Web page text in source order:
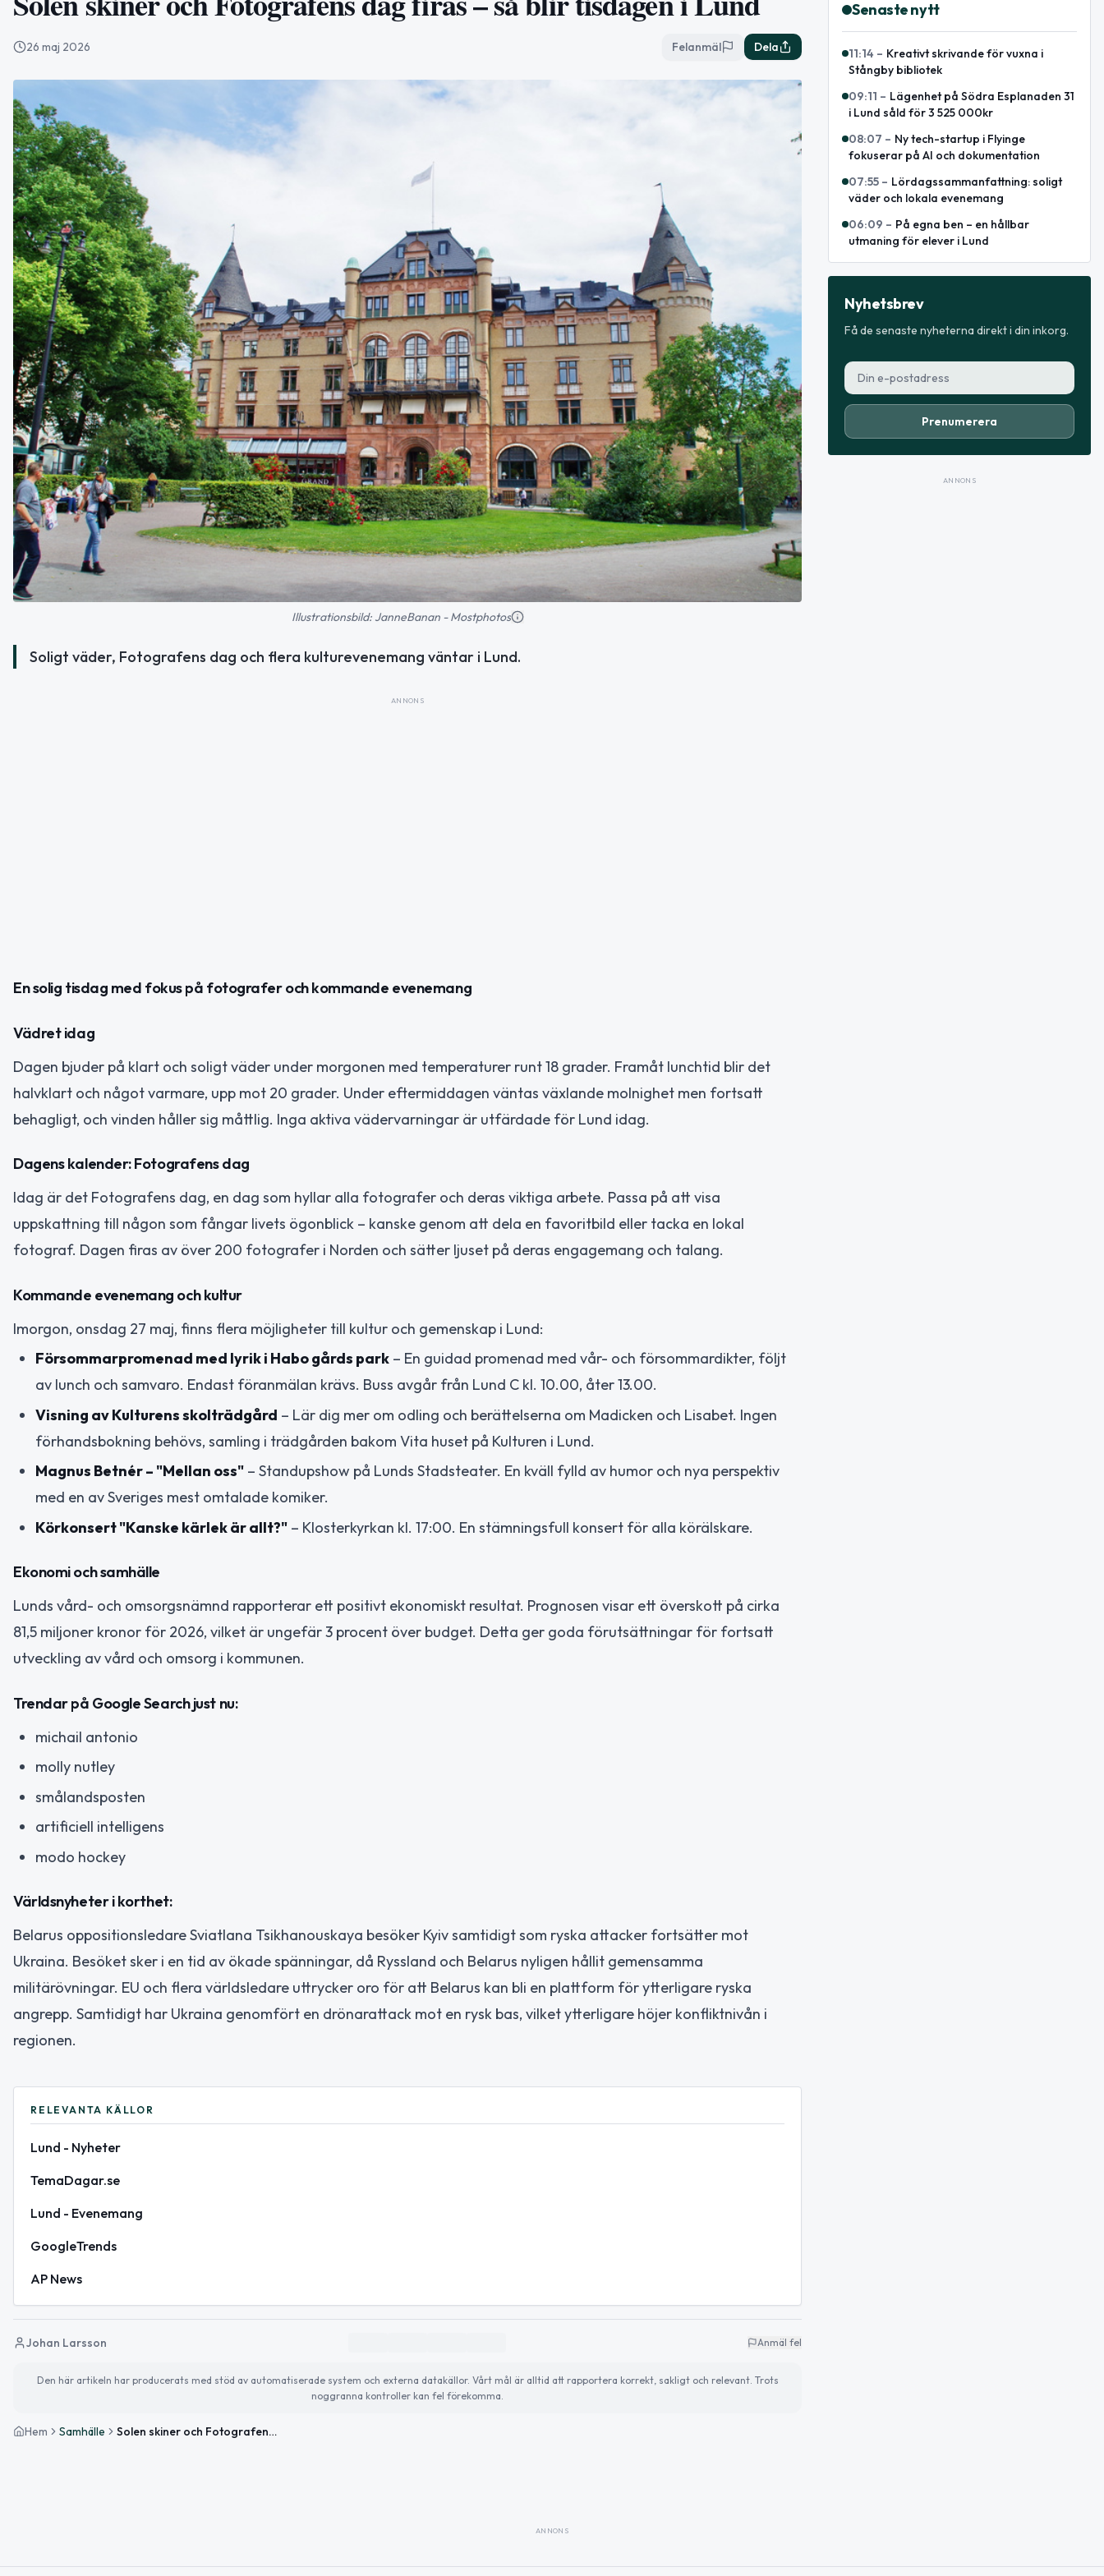
26 maj 2026 Felanmäl Dela
Illustrationsbild: JanneBanan - Mostphotos
Soligt väder, Fotografens dag och flera kulturevenemang väntar i Lund.
ANNONS
En solig tisdag med fokus på fotografer och kommande evenemang
Vädret idag
Dagen bjuder på klart och soligt väder under morgonen med temperaturer runt 18 grader. Framåt lunchtid blir det
halvklart och något varmare, upp mot 20 grader. Under eftermiddagen väntas växlande molnighet men fortsatt
behagligt, och vinden håller sig måttlig. Inga aktiva vädervarningar är utfärdade för Lund idag.
Dagens kalender: Fotografens dag
Idag är det Fotografens dag, en dag som hyllar alla fotografer och deras viktiga arbete. Passa på att visa
uppskattning till någon som fångar livets ögonblick – kanske genom att dela en favoritbild eller tacka en lokal
fotograf. Dagen firas av över 200 fotografer i Norden och sätter ljuset på deras engagemang och talang.
Kommande evenemang och kultur
Imorgon, onsdag 27 maj, finns flera möjligheter till kultur och gemenskap i Lund:
Försommarpromenad med lyrik i Habo gårds park – En guidad promenad med vår- och försommardikter, följt
av lunch och samvaro. Endast föranmälan krävs. Buss avgår från Lund C kl. 10.00, åter 13.00.
Visning av Kulturens skolträdgård – Lär dig mer om odling och berättelserna om Madicken och Lisabet. Ingen
förhandsbokning behövs, samling i trädgården bakom Vita huset på Kulturen i Lund.
Magnus Betnér – "Mellan oss" – Standupshow på Lunds Stadsteater. En kväll fylld av humor och nya perspektiv
med en av Sveriges mest omtalade komiker.
Körkonsert "Kanske kärlek är allt?" – Klosterkyrkan kl. 17:00. En stämningsfull konsert för alla körälskare.
Ekonomi och samhälle
Lunds vård- och omsorgsnämnd rapporterar ett positivt ekonomiskt resultat. Prognosen visar ett överskott på cirka
81,5 miljoner kronor för 2026, vilket är ungefär 3 procent över budget. Detta ger goda förutsättningar för fortsatt
utveckling av vård och omsorg i kommunen.
Trendar på Google Search just nu:
michail antonio
molly nutley
smålandsposten
artificiell intelligens
modo hockey
Världsnyheter i korthet:
Belarus oppositionsledare Sviatlana Tsikhanouskaya besöker Kyiv samtidigt som ryska attacker fortsätter mot
Ukraina. Besöket sker i en tid av ökade spänningar, då Ryssland och Belarus nyligen hållit gemensamma
militärövningar. EU och flera världsledare uttrycker oro för att Belarus kan bli en plattform för ytterligare ryska
angrepp. Samtidigt har Ukraina genomfört en drönarattack mot en rysk bas, vilket ytterligare höjer konfliktnivån i
regionen.
RELEVANTA KÄLLOR
Lund - Nyheter
TemaDagar.se
Lund - Evenemang
GoogleTrends
AP News
Johan Larsson Anmäl fel
Den här artikeln har producerats med stöd av automatiserade system och externa datakällor. Vårt mål är alltid att rapportera korrekt, sakligt och relevant. Trots
noggranna kontroller kan fel förekomma.
Hem Samhälle Solen skiner och Fotografens dag firas – så blir tisdagen i Lund
Senaste nytt
11:14 – Kreativt skrivande för vuxna i
Stångby bibliotek
09:11 – Lägenhet på Södra Esplanaden 31
i Lund såld för 3 525 000kr
08:07 – Ny tech-startup i Flyinge
fokuserar på AI och dokumentation
07:55 – Lördagssammanfattning: soligt
väder och lokala evenemang
06:09 – På egna ben – en hållbar
utmaning för elever i Lund
Nyhetsbrev
Få de senaste nyheterna direkt i din inkorg.
Prenumerera
ANNONS
ANNONS